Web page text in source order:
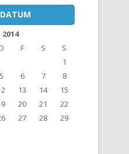
D F S
S
1
5 6 7
8
13 14
15
20 21
22
27 28
29